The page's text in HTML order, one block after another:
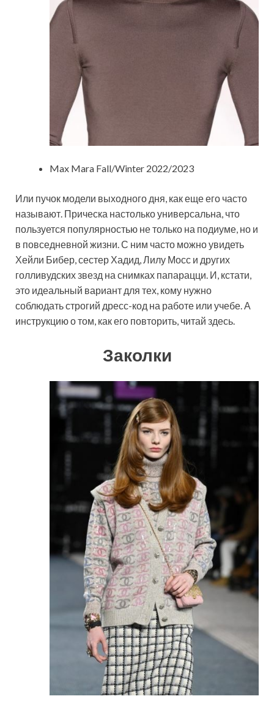
Max Mara Fall/Winter 2022/2023
Или пучок модели выходного дня, как еще его часто
называют. Прическа настолько универсальна, что
пользуется популярностью не только на подиуме, но и
в повседневной жизни. С ним часто можно увидеть
Хейли Бибер, сестер Хадид, Лилу Мосс и других
голливудских звезд на снимках папарацци. И, кстати,
это идеальный вариант для тех, кому нужно
соблюдать строгий дресс-код на работе или учебе. А
инструкцию о том, как его повторить, читай здесь.
Заколки